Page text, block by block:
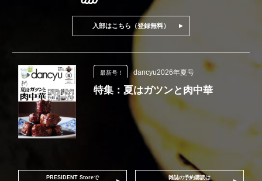
入部はこちら（登録無料）
最新号！ dancyu2026年夏号
特集：夏はガツンと肉中華
PRESIDENT Storeで
雑誌の予約購読は